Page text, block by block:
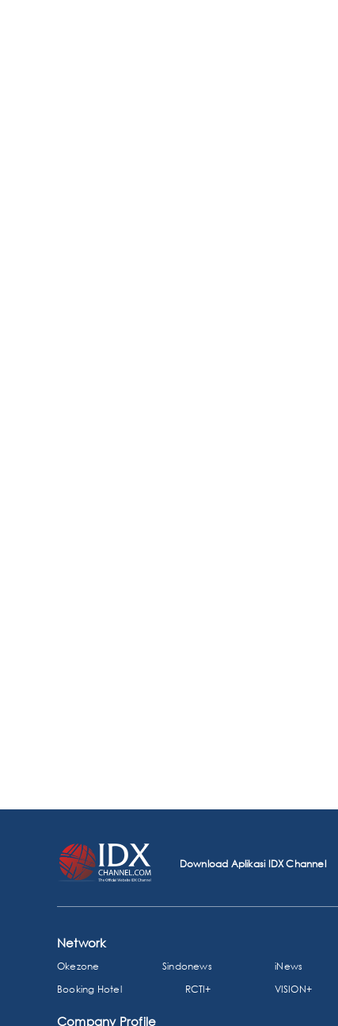
Download Aplikasi IDX Channel
Network
Okezone Sindonews iNews
Booking Hotel
RCTI+ VISION+
Company Profile